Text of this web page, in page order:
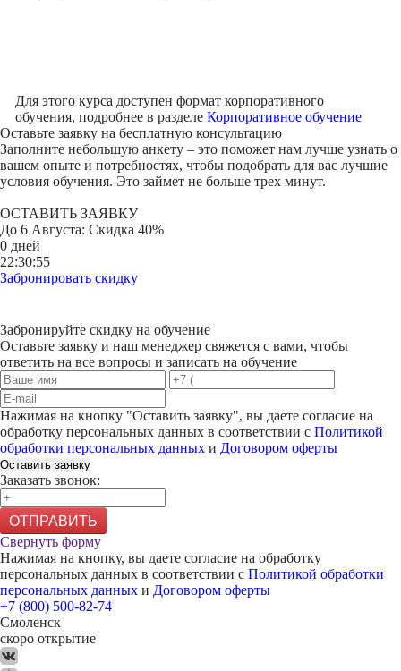
Для этого курса доступен формат корпоративного
обучения, подробнее в разделе Корпоративное обучение
Оставьте заявку на бесплатную консультацию
Заполните небольшую анкету – это поможет нам лучше узнать о
вашем опыте и потребностях, чтобы подобрать для вас лучшие
условия обучения. Это займет не больше трех минут.
ОСТАВИТЬ ЗАЯВКУ
До 6 Августа: Скидка 40%
0 дней
22:30:55
Забронировать скидку
Забронируйте скидку на обучение
Оставьте заявку и наш менеджер свяжется с вами, чтобы
ответить на все вопросы и записать на обучение
Нажимая на кнопку "Оставить заявку", вы даете согласие на
обработку персональных данных в соответствии с Политикой
обработки персональных данных и Договором оферты
Оставить заявку
Заказать звонок:
ОТПРАВИТЬ
Свернуть форму
Нажимая на кнопку, вы даете согласие на обработку
персональных данных в соответствии с Политикой обработки
персональных данных и Договором оферты
+7 (800) 500-82-74
Смоленск
скоро открытие